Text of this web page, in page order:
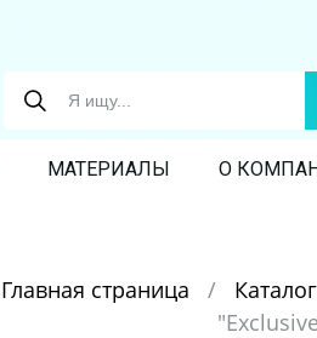
МАТЕРИАЛЫ О
Главная страница / Каталог